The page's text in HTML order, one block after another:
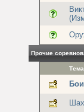
Прочие
Тема